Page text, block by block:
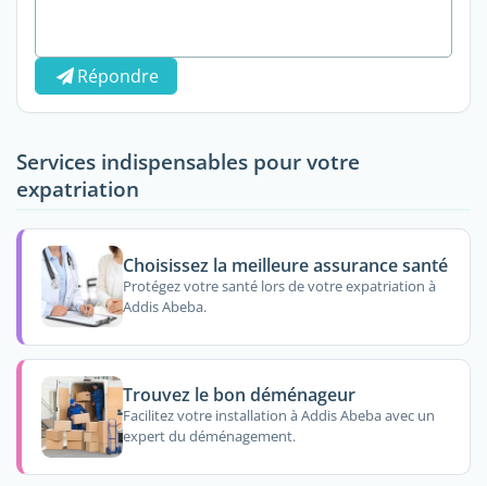
Répondre
Services indispensables pour votre
expatriation
Choisissez la meilleure assurance santé
Protégez votre santé lors de votre expatriation à
Addis Abeba.
Trouvez le bon déménageur
Facilitez votre installation à Addis Abeba avec un
expert du déménagement.